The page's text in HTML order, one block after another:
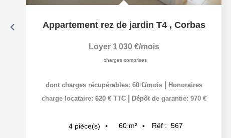
Appartement rez de jardin T4 , Corbas
Loyer 1 030 €/mois
charges comprises
dont charges récupérables: 60 €/mois
Honoraires
charge locataire: 620 € TTC
Dépôt de garantie: 970 €
4 pièce(s) 60 m² Réf : 567